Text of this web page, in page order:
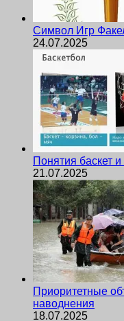
Символ Игр
24.07.2025
Понятия баскет
21.07.2025
Приоритетные
наводнения
18.07.2025